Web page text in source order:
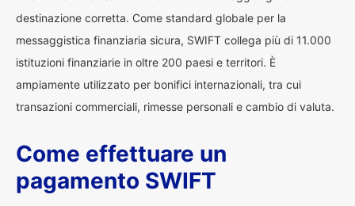
destinazione corretta. Come standard globale per la
messaggistica finanziaria sicura, SWIFT collega più di 11.000
istituzioni finanziarie in oltre 200 paesi e territori. È
ampiamente utilizzato per bonifici internazionali, tra cui
transazioni commerciali, rimesse personali e cambio di valuta.
Come effettuare un
pagamento SWIFT